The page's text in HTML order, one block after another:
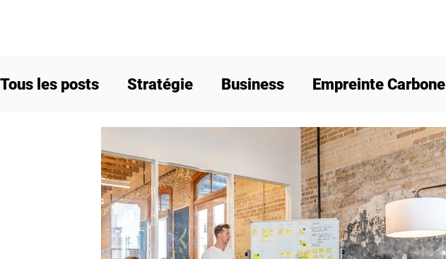
Tous les posts Stratégie Business Empreinte Carbone
Communication Nos actus